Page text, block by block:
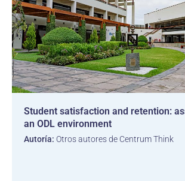
Student satisfaction and retention:
an ODL environment
Autoría: Otros autores de Centrum Think